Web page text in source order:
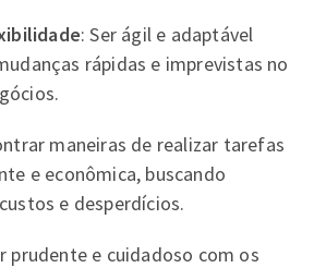
: Ser ágil e adaptável
rápidas e imprevistas no
maneiras de realizar tarefas
e econômica, buscando
e desperdícios.
prudente e cuidadoso com os